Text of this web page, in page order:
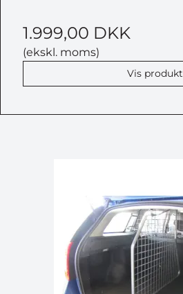
1.999,00 DKK
(ekskl. moms)
Vis produkt